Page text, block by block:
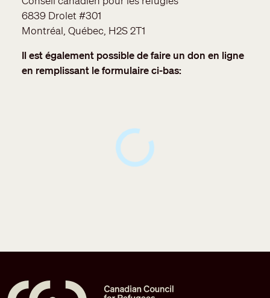
6839 Drolet #301
Montréal, Québec, H2S 2T1
Il est également possible de faire un don en ligne
en remplissant le formulaire ci-bas: